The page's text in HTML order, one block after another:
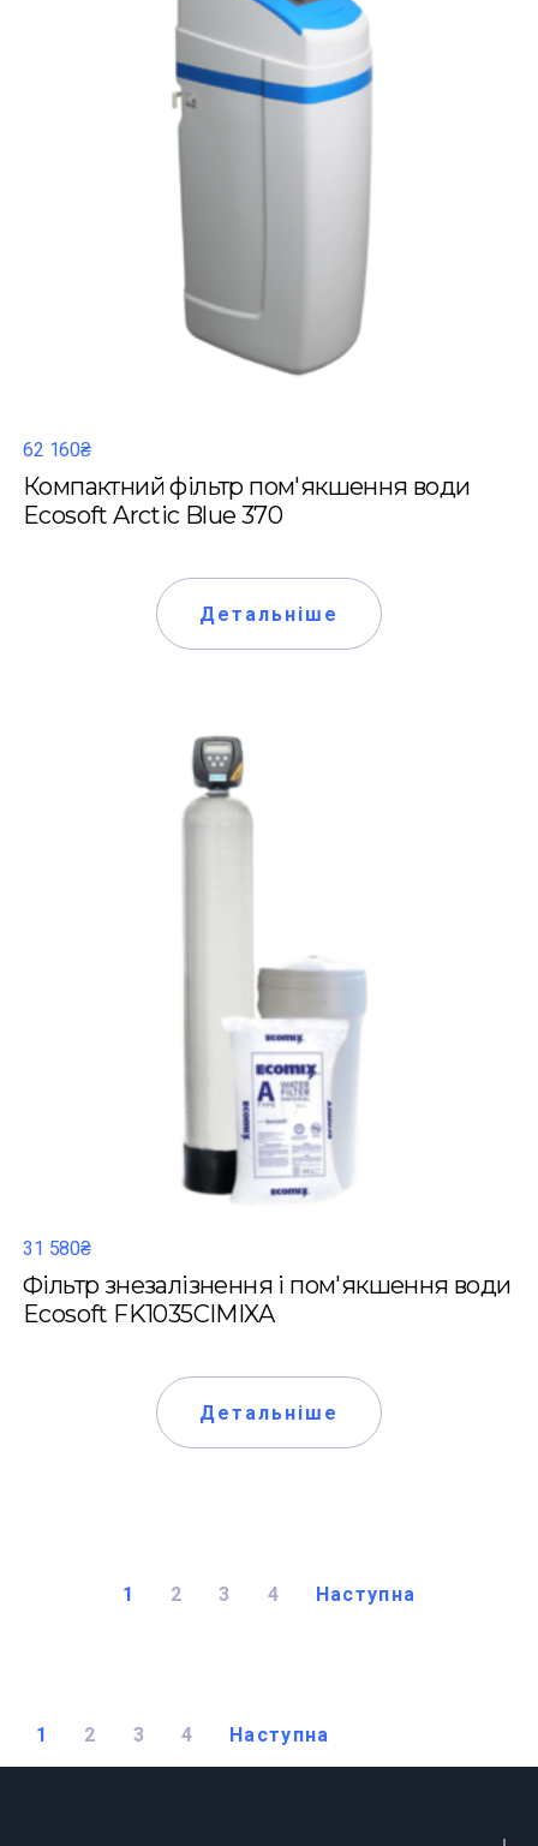
62 160₴
Компактний фільтр пом'якшення води
Ecosoft Arctic Blue 370
Детальніше
31 580₴
Фільтр знезалізнення і пом'якшення води
Ecosoft FK1035CIMIXA
Детальніше
1 2 3 4 Наступна
1 2 3 4 Наступна